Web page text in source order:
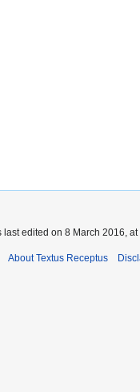
last edited on 8 March 2016, at
About Textus Receptus